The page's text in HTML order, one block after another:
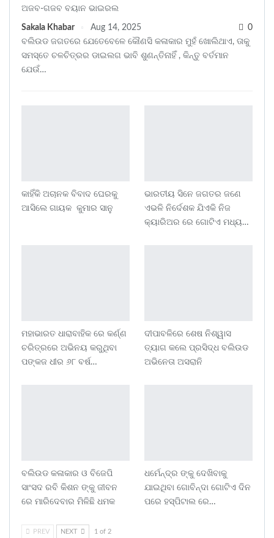
ଅଜବ-ଗଜବ ବୟାନ ଭାଇରଲ
Sakala Khabar Aug 14, 2025
0
ବଲିଉଡ ଜଗତରେ ଯେତେବେଳେ କୌଣସି କଳାକାର ମୁହଁ ଖୋଲିଥାଏ, ତାକୁ
ସମସ୍ତେ ଚଳଚିତ୍ରର ଡାଇଲଗ ଭାବି ଶୁଣନ୍ତିନାହିଁ , କିନ୍ତୁ ବର୍ତମାନ
ଯେଉଁ…
କାହିଁକି ଅଚାନକ ବିବାଦ ଘେରକୁ
ଆସିଲେ ଗାୟକ କୁମାର ସାନୁ
ଭାରତୀୟ ସିନେ ଜଗତର ଜଣେ
ଏଭଳି ନିର୍ଦେଶକ ଯିଏକି ନିଜ
କ୍ୟାରିଅର ରେ ଗୋଟିଏ ମଧ୍ୟ…
ମହାଭାରତ ଧାରାବାହିକ ରେ କର୍ଣ୍ଣ
ଚରିତ୍ରରେ ଅଭିନୟ କରୁଥିବା
ପଙ୍କଜ ଧୀର ୬୮ ବର୍ଷ…
ଦୀପାବଳିରେ ଶେଷ ନିଶ୍ୱାସ
ତ୍ୟାଗ କଲେ ପ୍ରସିଦ୍ଧ ବଲିଉଡ
ଅଭିନେତା ଅସରାନି
ବଲିଉଡ କଳାକାର ଓ ବିଜେପି
ସାଂସଦ ରବି କିଶନ ଙ୍କୁ ଜୀବନ
ରେ ମାରିଦେବାର ମିଳିଛି ଧମକ
ଧର୍ମେନ୍ଦ୍ର ଙ୍କୁ ଦେଖିବାକୁ
ଯାଇଥିବା ଗୋବିନ୍ଦା ଗୋଟିଏ ଦିନ
ପରେ ହସ୍ପିଟାଲ ରେ…
PREV NEXT 1 of 2